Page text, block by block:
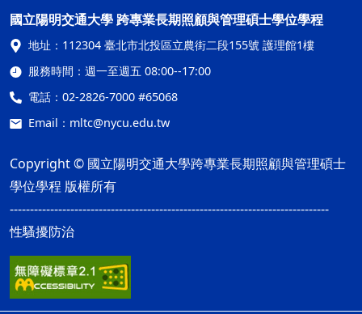
國立陽明交通大學 跨專業長期照顧與管理碩士學位學程
地址： 112304 臺北市北投區立農街二段155號 護理館1樓
服務時間： 週一至週五 08:00--17:00
電話： 02-2826-7000 #65068
Email： mltc@nycu.edu.tw
Copyright © 國立陽明交通大學跨專業長期照顧與管理碩士
學位學程 版權所有
-------------------------------------------------------------------------------
性騷擾防治